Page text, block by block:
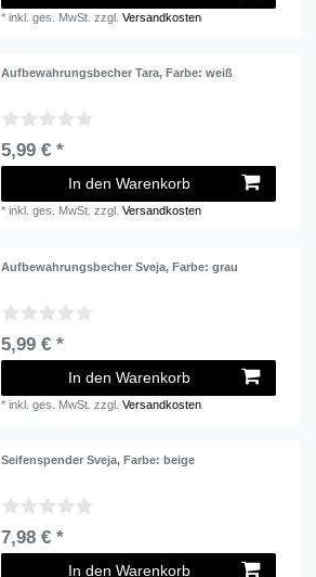
*inkl. ges. MwSt. zzgl.Versandkosten
Aufbewahrungsbecher Tara, Farbe: weiß
5,99 € *
In den Warenkorb
*inkl. ges. MwSt. zzgl.Versandkosten
Aufbewahrungsbecher Sveja, Farbe: grau
5,99 € *
In den Warenkorb
*inkl. ges. MwSt. zzgl.Versandkosten
Seifenspender Sveja, Farbe: beige
7,98 € *
In den Warenkorb